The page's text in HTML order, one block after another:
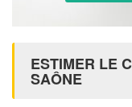
ESTIMER LE
SAÔNE